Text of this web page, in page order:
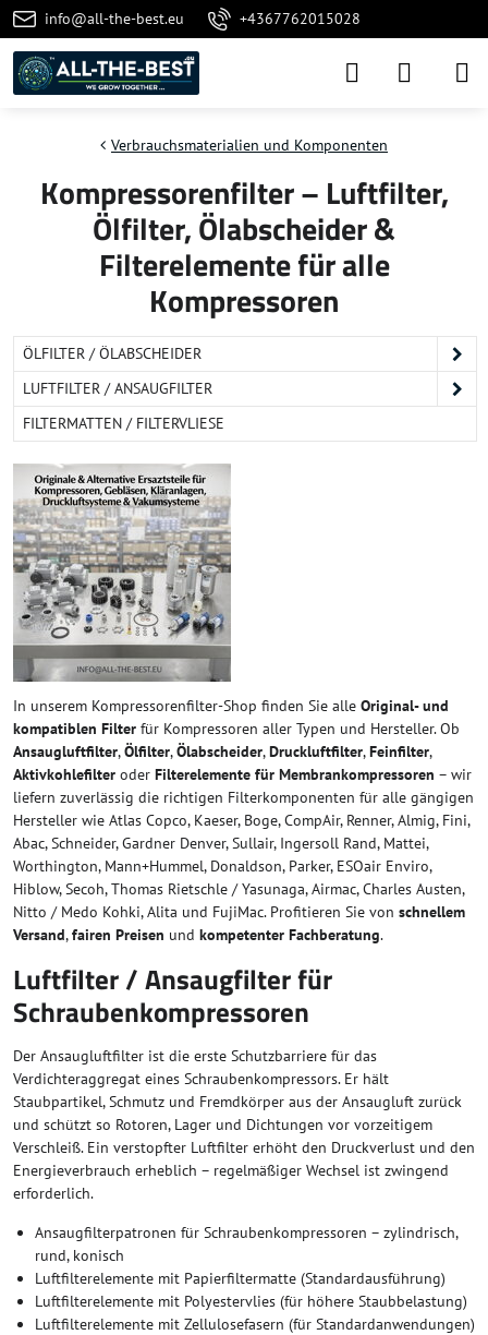
info@all-the-best.eu +4367762015028
Verbrauchsmaterialien und Komponenten
Kompressorenfilter – Luftfilter,
Ölfilter, Ölabscheider &
Filterelemente für alle
Kompressoren
ÖLFILTER / ÖLABSCHEIDER
LUFTFILTER / ANSAUGFILTER
FILTERMATTEN / FILTERVLIESE
In unserem Kompressorenfilter-Shop finden Sie alle Original- und
kompatiblen Filter für Kompressoren aller Typen und Hersteller. Ob
Ansaugluftfilter,Ölfilter,Ölabscheider,Druckluftfilter,Feinfilter,
Aktivkohlefilter oder Filterelemente für Membrankompressoren – wir
liefern zuverlässig die richtigen Filterkomponenten für alle gängigen
Hersteller wie Atlas Copco, Kaeser, Boge, CompAir, Renner, Almig, Fini,
Abac, Schneider, Gardner Denver, Sullair, Ingersoll Rand, Mattei,
Worthington, Mann+Hummel, Donaldson, Parker, ESOair Enviro,
Hiblow, Secoh, Thomas Rietschle / Yasunaga, Airmac, Charles Austen,
Nitto / Medo Kohki, Alita und FujiMac. Profitieren Sie von schnellem
Versand,fairen Preisen und kompetenter Fachberatung.
Luftfilter / Ansaugfilter für
Schraubenkompressoren
Der Ansaugluftfilter ist die erste Schutzbarriere für das
Verdichteraggregat eines Schraubenkompressors. Er hält
Staubpartikel, Schmutz und Fremdkörper aus der Ansaugluft zurück
und schützt so Rotoren, Lager und Dichtungen vor vorzeitigem
Verschleiß. Ein verstopfter Luftfilter erhöht den Druckverlust und den
Energieverbrauch erheblich – regelmäßiger Wechsel ist zwingend
erforderlich.
Ansaugfilterpatronen für Schraubenkompressoren – zylindrisch,
rund, konisch
Luftfilterelemente mit Papierfiltermatte (Standardausführung)
Luftfilterelemente mit Polyestervlies (für höhere Staubbelastung)
Luftfilterelemente mit Zellulosefasern (für Standardanwendungen)